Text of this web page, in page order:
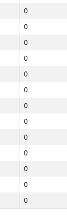
0
0
0
0
0
0
0
0
0
0
0
0
0
0
0
0
0
0
0
0
0
0
0
0
0
0